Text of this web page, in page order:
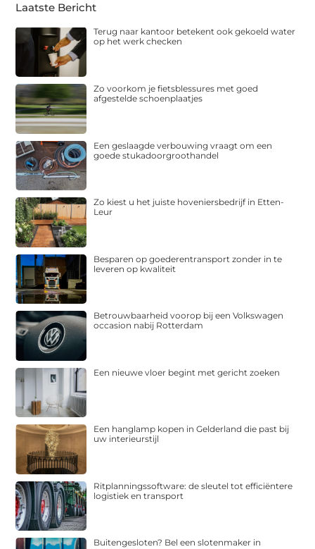
Laatste Bericht
Terug naar kantoor betekent ook gekoeld water
op het werk checken
Zo voorkom je fietsblessures met goed
afgestelde schoenplaatjes
Een geslaagde verbouwing vraagt om een
goede stukadoorgroothandel
Zo kiest u het juiste hoveniersbedrijf in Etten-
Leur
Besparen op goederentransport zonder in te
leveren op kwaliteit
Betrouwbaarheid voorop bij een Volkswagen
occasion nabij Rotterdam
Een nieuwe vloer begint met gericht zoeken
Een hanglamp kopen in Gelderland die past bij
uw interieurstijl
Ritplanningssoftware: de sleutel tot efficiëntere
logistiek en transport
Buitengesloten? Bel een slotenmaker in